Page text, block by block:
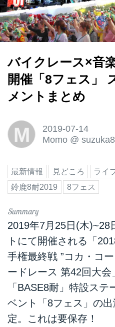
バイクレース×音
開催「8フェス」
メントまとめ
M
2019-07-14
Momo @ suzuka8
最新情報 見どころ ライ
鈴鹿8耐2019
8フェス
2019年7月25日(木)~28
トにて開催される「
手権最終戦 ”コカ・コ
ードレース 第42回大
「BASE8耐」特設ス
ベント「8フェス」の
定。これは要保存！